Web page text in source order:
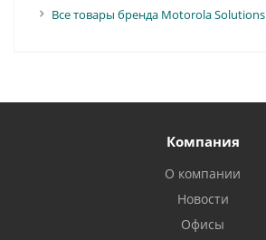
Все товары бренда Motorola Solutions
Компания
О компании
Новости
Офисы